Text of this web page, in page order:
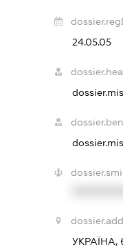
24.05.05
УКРАЇНА,